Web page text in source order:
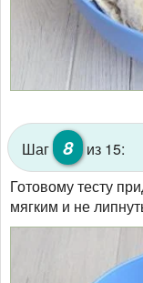
Шаг 8
из 15:
Готовому тесту
мягким и не